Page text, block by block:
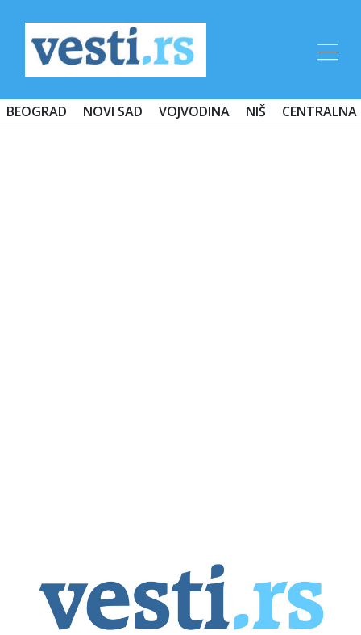
BEOGRAD NOVI SAD VOJVODINA NIŠ CENTRALNA